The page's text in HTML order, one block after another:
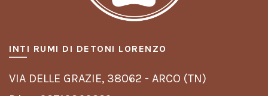
INTI RUMI DI DETONI LORENZO
VIA DELLE GRAZIE, 38062 - ARCO (TN)